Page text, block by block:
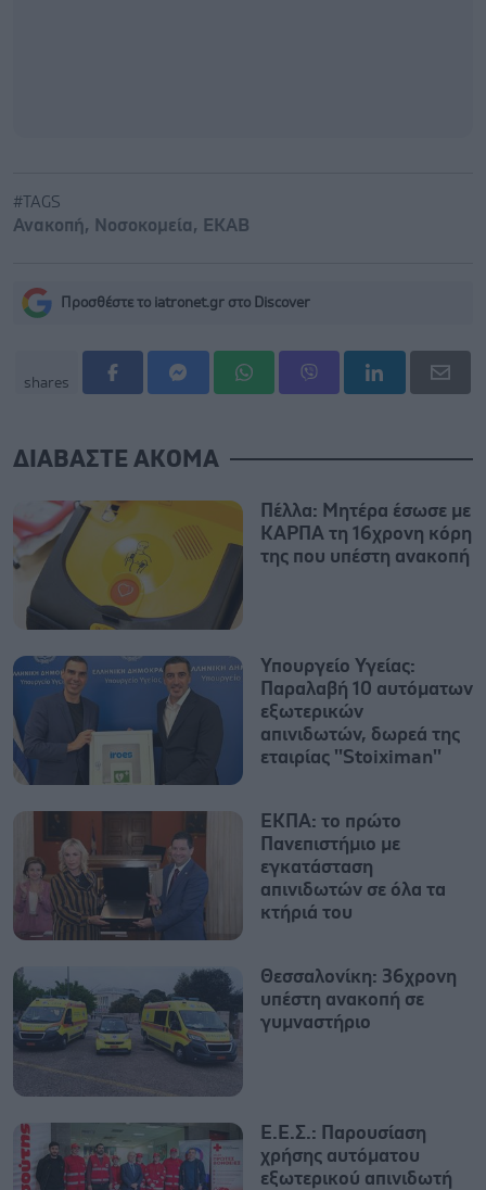
#TAGS
Ανακοπή, Νοσοκομεία, ΕΚΑΒ
Προσθέστε το iatronet.gr στο Discover
shares
ΔΙΑΒΑΣΤΕ ΑΚΟΜΑ
Πέλλα: Μητέρα έσωσε με
ΚΑΡΠΑ τη 16χρονη κόρη
της που υπέστη ανακοπή
Υπουργείο Υγείας:
Παραλαβή 10 αυτόματων
εξωτερικών
απινιδωτών, δωρεά της
εταιρίας ''Stoiximan''
ΕΚΠΑ: το πρώτο
Πανεπιστήμιο με
εγκατάσταση
απινιδωτών σε όλα τα
κτήριά του
Θεσσαλονίκη: 36χρονη
υπέστη ανακοπή σε
γυμναστήριο
Ε.Ε.Σ.: Παρουσίαση
χρήσης αυτόματου
εξωτερικού απινιδωτή